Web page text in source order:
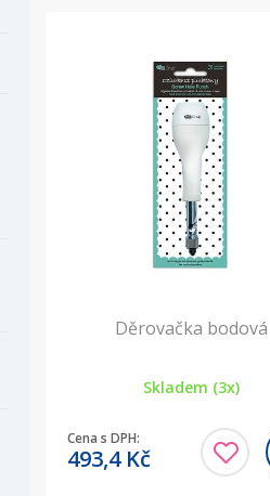
Děrovačka bodová
Skladem (3x)
Cena s DPH:
493,4 Kč